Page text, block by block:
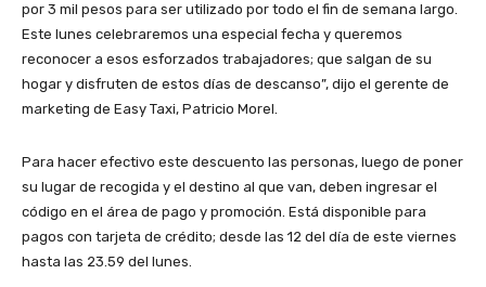
por 3 mil pesos para ser utilizado por todo el fin de semana largo.
Este lunes celebraremos una especial fecha y queremos
reconocer a esos esforzados trabajadores; que salgan de su
hogar y disfruten de estos días de descanso”, dijo el gerente de
marketing de Easy Taxi, Patricio Morel.
Para hacer efectivo este descuento las personas, luego de poner
su lugar de recogida y el destino al que van, deben ingresar el
código en el área de pago y promoción. Está disponible para
pagos con tarjeta de crédito; desde las 12 del día de este viernes
hasta las 23.59 del lunes.